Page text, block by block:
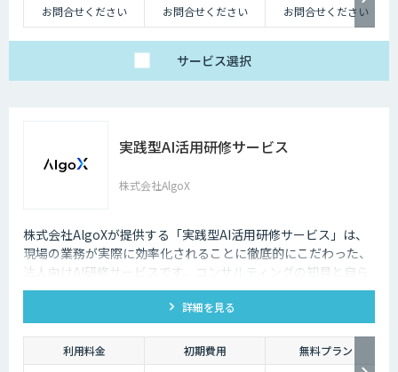
お問合せください
お問合せください お問合せください
サービス選択
実践型AI活用研修サービス
株式会社AlgoX
株式会社AlgoXが提供する「実践型AI活用研修サービス」は、
現場の業務が実際に効率化されることに徹底的にこだわった、
法人向けAI研修サービスです。コンサルティングの知見と自ら
考え・実践する研修設計により、今日から実務で使えるスキ
ル・考え方を体得頂けます。詳細を見る
利用料金 初期費用
無料プラン